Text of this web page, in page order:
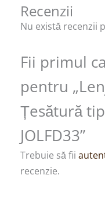
Recenzii
Nu există recenzii
Fii primul
pentru
Țesătură
JOLFD33”
Trebuie să fii
recenzie.